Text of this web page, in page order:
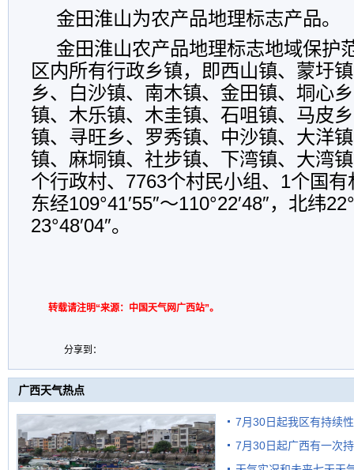
金田淮山为农产品地理标志产
金田淮山农产品地理标志地域保护
区内所有行政乡镇，即西山镇、蒙圩
乡、白沙镇、南木镇、金田镇、垌心
镇、木乐镇、木圭镇、石咀镇、马皮
镇、寻旺乡、罗秀镇、中沙镇、大洋
镇、麻垌镇、社步镇、下湾镇、大湾
个行政村、7763个村民小组、1个国
东经109°41′55″～110°22′48″，北纬
23°48′04″。
转载请注明“来源：中国天气网广西站”。
分享到：
广西天气热点
7月30日起我区有持续
7月30日起广西有一次